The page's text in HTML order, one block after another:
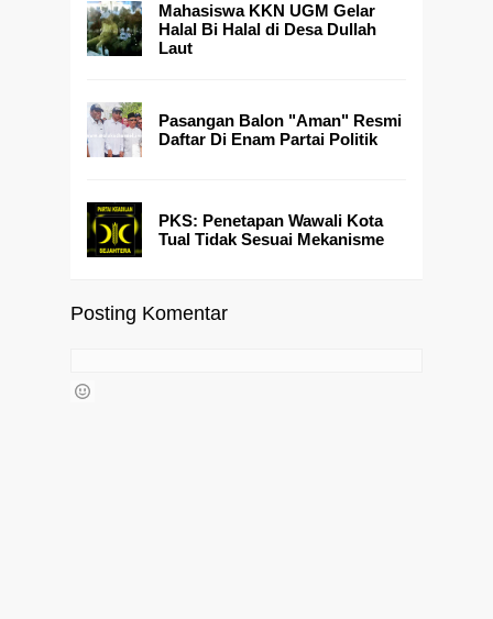
Mahasiswa KKN UGM Gelar
Halal Bi Halal di Desa Dullah
Laut
Pasangan Balon "Aman" Resmi
Daftar Di Enam Partai Politik
PKS: Penetapan Wawali Kota
Tual Tidak Sesuai Mekanisme
Posting Komentar